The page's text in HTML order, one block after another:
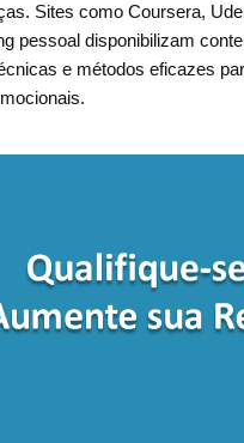
Sites como Coursera,
pessoal disponibilizam
e métodos eficazes